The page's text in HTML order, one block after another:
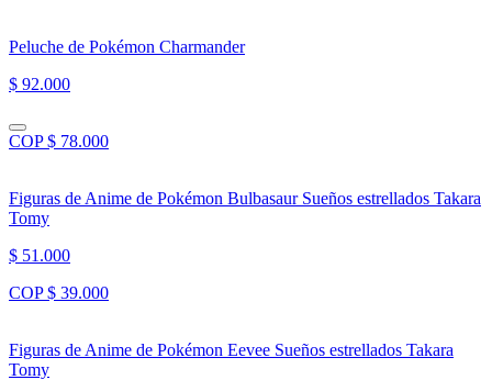
Peluche de Pokémon Charmander
$ 92.000
COP $ 78.000
Figuras de Anime de Pokémon Bulbasaur Sueños estrellados Takara
Tomy
$ 51.000
COP $ 39.000
Figuras de Anime de Pokémon Eevee Sueños estrellados Takara
Tomy